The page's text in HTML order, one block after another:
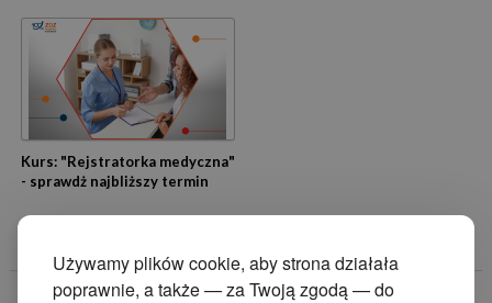
Używamy plików cookie, aby strona działała
poprawnie, a także — za Twoją zgodą — do
Kurs: "Rejstratorka medyczna"
- sprawdż najbliższy termin